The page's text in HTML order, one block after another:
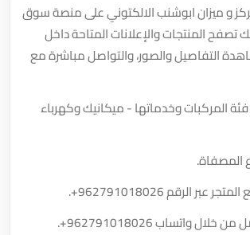
و ميزان ابوشنب الالكتوني على منصة سوق
تصفح المنتجات والإعلانات المتاحة داخل
التفاصيل والصور، والتواصل مباشرة مع
المركبات وخدماتها - ميكانيك وكهرباء
المصفاة.
عبر الرقم+962791018026
.
من خلال واتساب+962791018026
.